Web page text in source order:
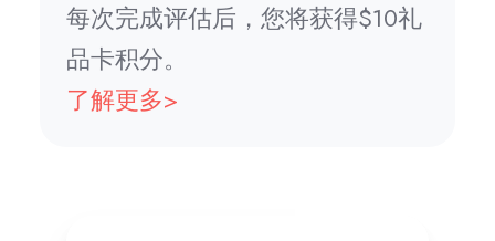
每次完成评估后，您将获得$10礼
品卡积分。
了解更多>